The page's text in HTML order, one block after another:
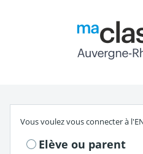
S'authentifier
Vous voulez vous connecter à
Elève ou parent